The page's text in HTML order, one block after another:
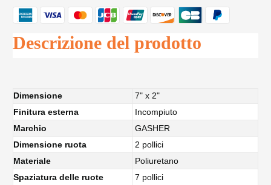
Descrizione del prodotto
Dimensione
7" x 2"
Finitura esterna
Incompiuto
Marchio
GASHER
Dimensione ruota
2 pollici
Materiale
Poliuretano
Spaziatura delle ruote
7 pollici